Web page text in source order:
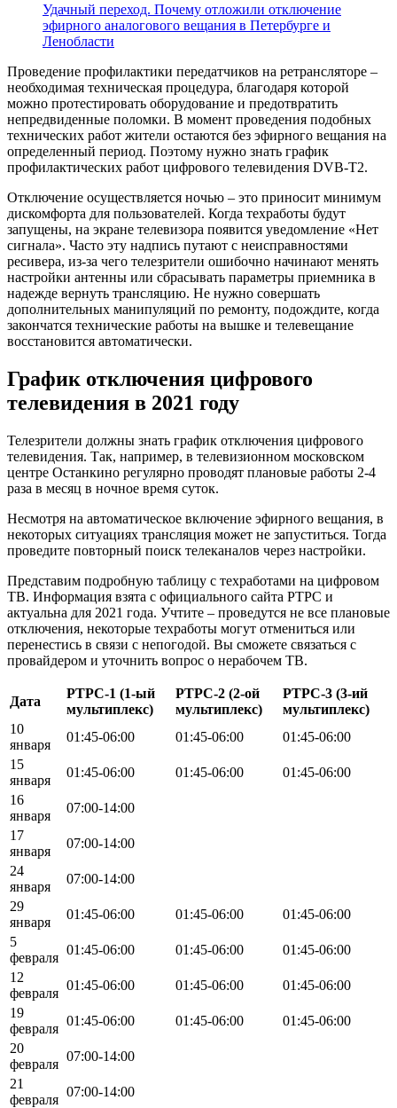
Удачный переход. Почему отложили отключение
эфирного аналогового вещания в Петербурге и
Ленобласти
Проведение профилактики передатчиков на ретрансляторе –
необходимая техническая процедура, благодаря которой
можно протестировать оборудование и предотвратить
непредвиденные поломки. В момент проведения подобных
технических работ жители остаются без эфирного вещания на
определенный период. Поэтому нужно знать график
профилактических работ цифрового телевидения DVB-Т2.
Отключение осуществляется ночью – это приносит минимум
дискомфорта для пользователей. Когда техработы будут
запущены, на экране телевизора появится уведомление «Нет
сигнала». Часто эту надпись путают с неисправностями
ресивера, из-за чего телезрители ошибочно начинают менять
настройки антенны или сбрасывать параметры приемника в
надежде вернуть трансляцию. Не нужно совершать
дополнительных манипуляций по ремонту, подождите, когда
закончатся технические работы на вышке и телевещание
восстановится автоматически.
График отключения цифрового
телевидения в 2021 году
Телезрители должны знать график отключения цифрового
телевидения. Так, например, в телевизионном московском
центре Останкино регулярно проводят плановые работы 2-4
раза в месяц в ночное время суток.
Несмотря на автоматическое включение эфирного вещания, в
некоторых ситуациях трансляция может не запуститься. Тогда
проведите повторный поиск телеканалов через настройки.
Представим подробную таблицу с техработами на цифровом
ТВ. Информация взята с официального сайта РТРС и
актуальна для 2021 года. Учтите – проведутся не все плановые
отключения, некоторые техработы могут отмениться или
перенестись в связи с непогодой. Вы сможете связаться с
провайдером и уточнить вопрос о нерабочем ТВ.
Дата
РТРС-1 (1-ый
мультиплекс)
РТРС-2 (2-ой
мультиплекс)
РТРС-3 (3-ий
мультиплекс)
10
января
01:45-06:00 01:45-06:00
01:45-06:00
15
января
01:45-06:00 01:45-06:00
01:45-06:00
16
января
07:00-14:00
17
января
07:00-14:00
24
января
07:00-14:00
29
января
01:45-06:00 01:45-06:00
01:45-06:00
5
февраля
01:45-06:00 01:45-06:00
01:45-06:00
12
февраля
01:45-06:00 01:45-06:00
01:45-06:00
19
февраля
01:45-06:00 01:45-06:00
01:45-06:00
20
февраля
07:00-14:00
21
февраля
07:00-14:00